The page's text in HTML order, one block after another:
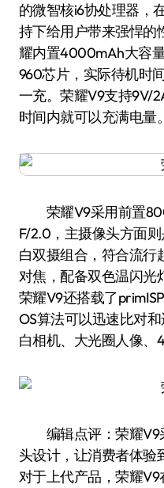
的微智核i6协处理器，
持下给用户带来强悍的
耀内置4000mAh大容
960芯片，实际待机时
一充。荣耀V9支持9V/
时间内就可以充满电量。
荣耀V9采用前置
F/2.0，主摄像头方面
白双摄组合，符合流行
对焦，配备双色温闪光
荣耀V9还搭载了
OS算法可以迅速比对
白相机、大光圈人像、
编辑点评：荣耀V9
头设计，让消费者体验
对于上代产品，荣耀